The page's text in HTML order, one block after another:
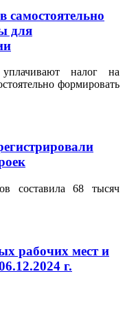
самостоятельно
для
налог на
формировать
составила 68 тысяч
рабочих мест и
г.